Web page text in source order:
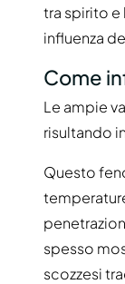
tra spirito
influenza
Come
Le ampie
risultando
Questo
spesso
scozzesi